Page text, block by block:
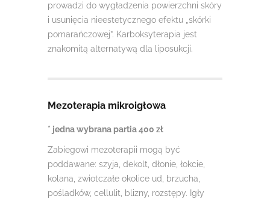
prowadzi do wygładzenia powierzchni skóry
i usunięcia nieestetycznego efektu „skórki
pomarańczowej”. Karboksyterapia jest
znakomitą alternatywą dla liposukcji.
Mezoterapia mikroigłowa
* jedna wybrana partia 400 zł
Zabiegowi mezoterapii mogą być
poddawane: szyja, dekolt, dłonie, łokcie,
kolana, zwiotczałe okolice ud, brzucha,
pośladków, cellulit, blizny, rozstępy. Igły